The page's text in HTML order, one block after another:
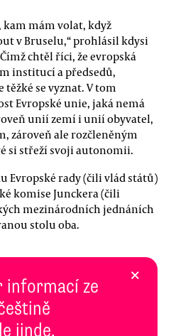
mám volat, když
v Bruselu,“ prohlásil kdysi
chtěl říci, že evropská
institucí a předsedů,
se vyznat. V tom
Evropské unie, jaká nemá
unií zemí i unií obyvatel,
zároveň ale rozčleněným
si střeží svoji autonomii.
Evropské rady (čili vlád států)
komise Junckera (čili
mezinárodních jednáních
stolu oba.
informací ze
jinde.
×